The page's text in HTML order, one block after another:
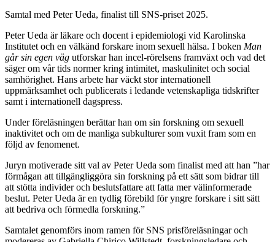
Samtal med Peter Ueda, finalist till SNS-priset 2025.
Peter Ueda är läkare och docent i epidemiologi vid Karolinska
Institutet och en välkänd forskare inom sexuell hälsa. I boken Man
går sin egen väg utforskar han incel-rörelsens framväxt och vad det
säger om vår tids normer kring intimitet, maskulinitet och social
samhörighet. Hans arbete har väckt stor internationell
uppmärksamhet och publicerats i ledande vetenskapliga tidskrifter
samt i internationell dagspress.
Under föreläsningen berättar han om sin forskning om sexuell
inaktivitet och om de manliga subkulturer som vuxit fram som en
följd av fenomenet.
Juryn motiverade sitt val av Peter Ueda som finalist med att han ”har
förmågan att tillgängliggöra sin forskning på ett sätt som bidrar till
att stötta individer och beslutsfattare att fatta mer välinformerade
beslut. Peter Ueda är en tydlig förebild för yngre forskare i sitt sätt
att bedriva och förmedla forskning.”
Samtalet genomförs inom ramen för SNS prisföreläsningar och